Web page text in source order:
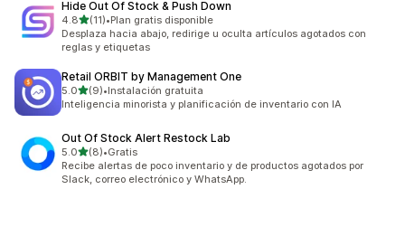
Hide Out Of Stock & Push Down
4.8de 5 estrellas
(11)
11 reseñas en total
•Plan gratis disponible
Desplaza hacia abajo, redirige u oculta artículos agotados con
reglas y etiquetas
Retail ORBIT by Management One
5.0de 5 estrellas
(9)
9 reseñas en total
•Instalación gratuita
Inteligencia minorista y planificación de inventario con IA
Out Of Stock Alert Restock Lab
5.0de 5 estrellas
(8)
8 reseñas en total
•Gratis
Recibe alertas de poco inventario y de productos agotados por
Slack, correo electrónico y WhatsApp.